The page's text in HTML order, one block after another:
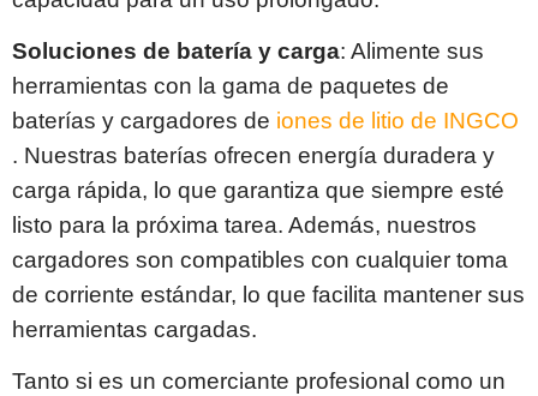
Soluciones de batería y carga: Alimente sus
herramientas con la gama de paquetes de
baterías y cargadores de iones de litio de INGCO
. Nuestras baterías ofrecen energía duradera y
carga rápida, lo que garantiza que siempre esté
listo para la próxima tarea. Además, nuestros
cargadores son compatibles con cualquier toma
de corriente estándar, lo que facilita mantener sus
herramientas cargadas.
Tanto si es un comerciante profesional como un